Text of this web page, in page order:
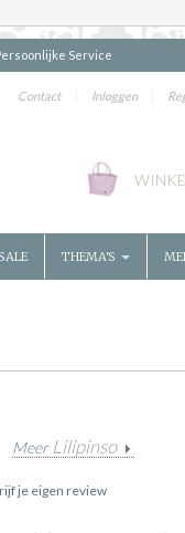
Service
Contact | Inloggen |
SALE THEMA'S
Meer Lilipinso
je eigen review